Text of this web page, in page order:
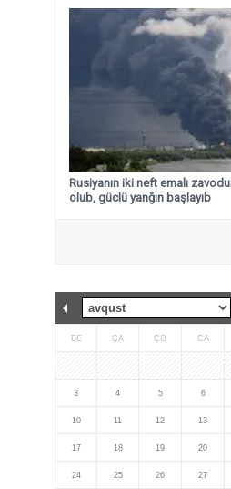
Rusiyanın iki neft emalı
olub, güclü yanğın başlayıb
BE ÇA ÇƏ CA
3 4 5 6
10 11 12 13
17 18 19 20
24 25 26 27